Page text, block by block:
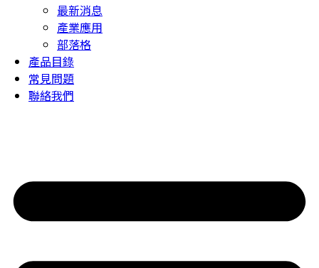
最新消息
產業應用
部落格
產品目錄
常見問題
聯絡我們